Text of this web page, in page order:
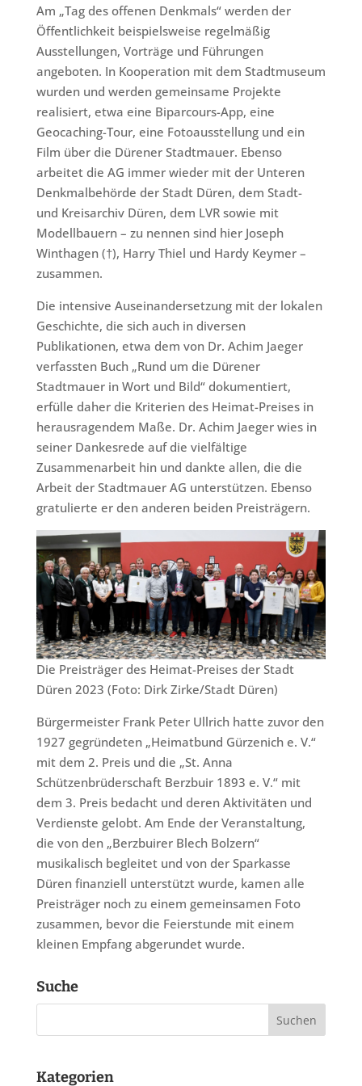
Am „Tag des offenen Denkmals“ werden der
Öffentlichkeit beispielsweise regelmäßig
Ausstellungen, Vorträge und Führungen
angeboten. In Kooperation mit dem Stadtmuseum
wurden und werden gemeinsame Projekte
realisiert, etwa eine Biparcours-App, eine
Geocaching-Tour, eine Fotoausstellung und ein
Film über die Dürener Stadtmauer. Ebenso
arbeitet die AG immer wieder mit der Unteren
Denkmalbehörde der Stadt Düren, dem Stadt-
und Kreisarchiv Düren, dem LVR sowie mit
Modellbauern – zu nennen sind hier Joseph
Winthagen (†), Harry Thiel und Hardy Keymer –
zusammen.
Die intensive Auseinandersetzung mit der lokalen
Geschichte, die sich auch in diversen
Publikationen, etwa dem von Dr. Achim Jaeger
verfassten Buch „Rund um die Dürener
Stadtmauer in Wort und Bild“ dokumentiert,
erfülle daher die Kriterien des Heimat-Preises in
herausragendem Maße. Dr. Achim Jaeger wies in
seiner Dankesrede auf die vielfältige
Zusammenarbeit hin und dankte allen, die die
Arbeit der Stadtmauer AG unterstützen. Ebenso
gratulierte er den anderen beiden Preisträgern.
Die Preisträger des Heimat-Preises der Stadt
Düren 2023 (Foto: Dirk Zirke/Stadt Düren)
Bürgermeister Frank Peter Ullrich hatte zuvor den
1927 gegründeten „Heimatbund Gürzenich e. V.“
mit dem 2. Preis und die „St. Anna
Schützenbrüderschaft Berzbuir 1893 e. V.“ mit
dem 3. Preis bedacht und deren Aktivitäten und
Verdienste gelobt. Am Ende der Veranstaltung,
die von den „Berzbuirer Blech Bolzern“
musikalisch begleitet und von der Sparkasse
Düren finanziell unterstützt wurde, kamen alle
Preisträger noch zu einem gemeinsamen Foto
zusammen, bevor die Feierstunde mit einem
kleinen Empfang abgerundet wurde.
Suche
Kategorien